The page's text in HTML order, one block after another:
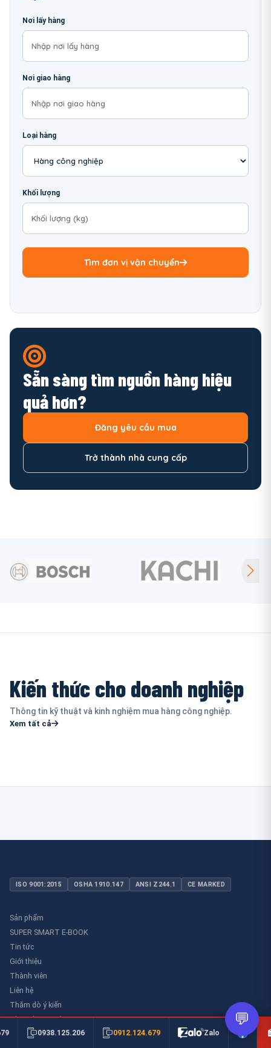
Nơi lấy hàng
Nơi giao hàng
Loại hàng
Khối lượng
Tìm đơn vị vận chuyển
Sẵn sàng tìm nguồn hàng hiệu
quả hơn?
Đăng yêu cầu mua
Trở thành nhà cung cấp
Kiến thức cho doanh nghiệp
Thông tin kỹ thuật và kinh nghiệm mua hàng công nghiệp.
Xem tất cả
ISO 9001:2015 OSHA 1910.147 ANSI Z244.1 CE MARKED
Sản phẩm
SUPER SMART E-BOOK
Tin tức
Giới thiệu
Thành viên
Liên hệ
Thăm dò ý kiến
Thư viên an toàn
0938.125.206 0912.124.679 Zalo
💬